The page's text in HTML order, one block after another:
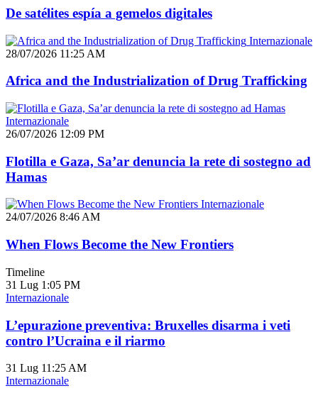
De satélites espía a gemelos digitales
Internazionale
28/07/2026 11:25 AM
Africa and the Industrialization of Drug Trafficking
Internazionale
26/07/2026 12:09 PM
Flotilla e Gaza, Sa’ar denuncia la rete di sostegno ad
Hamas
Internazionale
24/07/2026 8:46 AM
When Flows Become the New Frontiers
Timeline
31 Lug 1:05 PM
Internazionale
L’epurazione preventiva: Bruxelles disarma i veti
contro l’Ucraina e il riarmo
31 Lug 11:25 AM
Internazionale